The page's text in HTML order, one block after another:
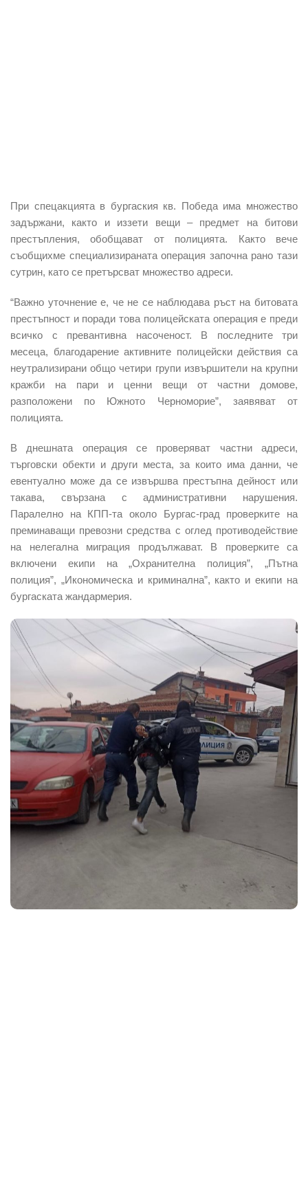
При спецакцията в бургаския кв. Победа има множество
задържани, както и иззети вещи – предмет на битови
престъпления, обобщават от полицията. Както вече
съобщихме специализираната операция започна рано тази
сутрин, като се претърсват множество адреси.
“Важно уточнение е, че не се наблюдава ръст на битовата
престъпност и поради това полицейската операция е преди
всичко с превантивна насоченост. В последните три
месеца, благодарение активните полицейски действия са
неутрализирани общо четири групи извършители на крупни
кражби на пари и ценни вещи от частни домове,
разположени по Южното Черноморие”, заявяват от
полицията.
В днешната операция се проверяват частни адреси,
търговски обекти и други места, за които има данни, че
евентуално може да се извършва престъпна дейност или
такава, свързана с административни нарушения.
Паралелно на КПП-та около Бургас-град проверките на
преминаващи превозни средства с оглед противодействие
на нелегална миграция продължават. В проверките са
включени екипи на „Охранителна полиция”, „Пътна
полиция”, „Икономическа и криминална”, както и екипи на
бургаската жандармерия.